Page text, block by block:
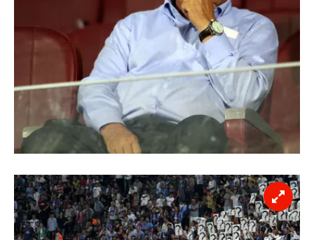
Sizlere daha iyi bir hizmet sunabilmek için İnternet
Sitemizde kendimize ve üçüncü kişilere ait çerezler
kullanılmaktadır. Bu çerezler vasıtasıyla çeşitli kişisel
verileriniz işlenmekte olup gerekli olan çerezler bilgi
toplumu hizmetlerinin sunulması amacıyla
kullanılmaktadır. Diğer çerezler, sitemizin daha işlevsel
kılınması ve kişiselleştirilmesi ve sizlere yönelik
reklam/pazarlama faaliyetlerinin yapılması, amaçlarıyla
sınırlı olarak açık rızanız dahilinde kullanılacaktır.
Çerezlere ilişkin tercihlerinizi aşağıda yer alan panel
vasıtasıyla belirleyebilirsiniz. Çerezlere ilişkin detaylı bilgi
için Ayarlar butonuna tıklayabilir,Çerez Bilgilendirme
Metnimizi ziyaret edebilirsiniz.